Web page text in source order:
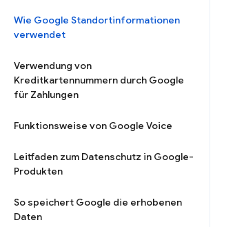
Wie Google Standortinformationen
verwendet
Verwendung von
Kreditkartennummern durch Google
für Zahlungen
Funktionsweise von Google Voice
Leitfaden zum Datenschutz in Google-
Produkten
So speichert Google die erhobenen
Daten